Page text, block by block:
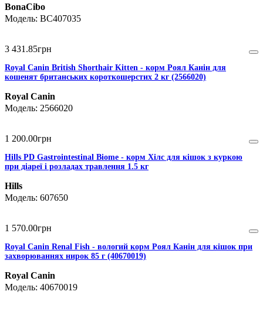
BonaCibo
BC407035
3 431 .85грн
Royal Canin British Shorthair Kitten - корм Роял Канін для
кошенят британських короткошерстих 2 кг (2566020)
Royal Canin
2566020
1 200.00грн
Hills PD Gastrointestinal Biome - корм Хілс для кішок з куркою
при діареї і розладах травлення 1.5 кг
Hills
607650
1 570.00грн
Royal Canin Renal Fish - вологий корм Роял Канін для кішок при
захворюваннях нирок 85 г (40670019)
Royal Canin
40670019